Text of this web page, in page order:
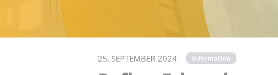
25. SEPTEMBER 2024 Information